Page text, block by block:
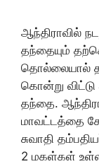
ஆந்திராவில்
தந்தையும்
தொல்லையால்
கொன்று
தந்தை.
மாவட்டத்தை
சுவாதி
2 மகள்கள்